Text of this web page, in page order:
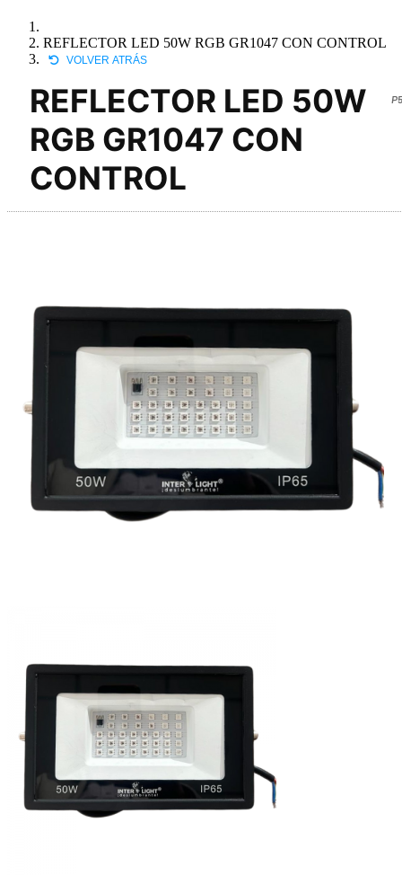
REFLECTOR LED 50W RGB GR1047 CON CONTROL
VOLVER ATRÁS
REFLECTOR LED 50W
RGB GR1047 CON
CONTROL